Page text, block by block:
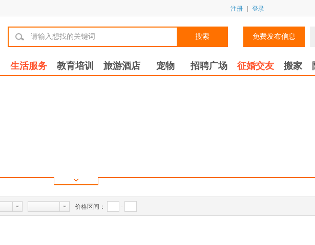
注册 登录
搜索 免费发布信息
生活服务 教育培训 旅游酒店 宠物 招聘广场 征婚交友 搬家
价格区间： -